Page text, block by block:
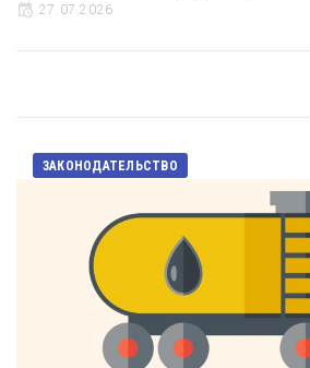
27.07.2026
ЗАКОНОДАТЕЛЬСТВО